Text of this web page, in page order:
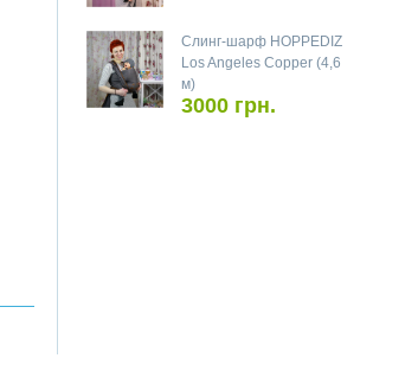
Слинг-шарф HOPPEDIZ
Los Angeles Copper (4,6
м)
3000 грн.